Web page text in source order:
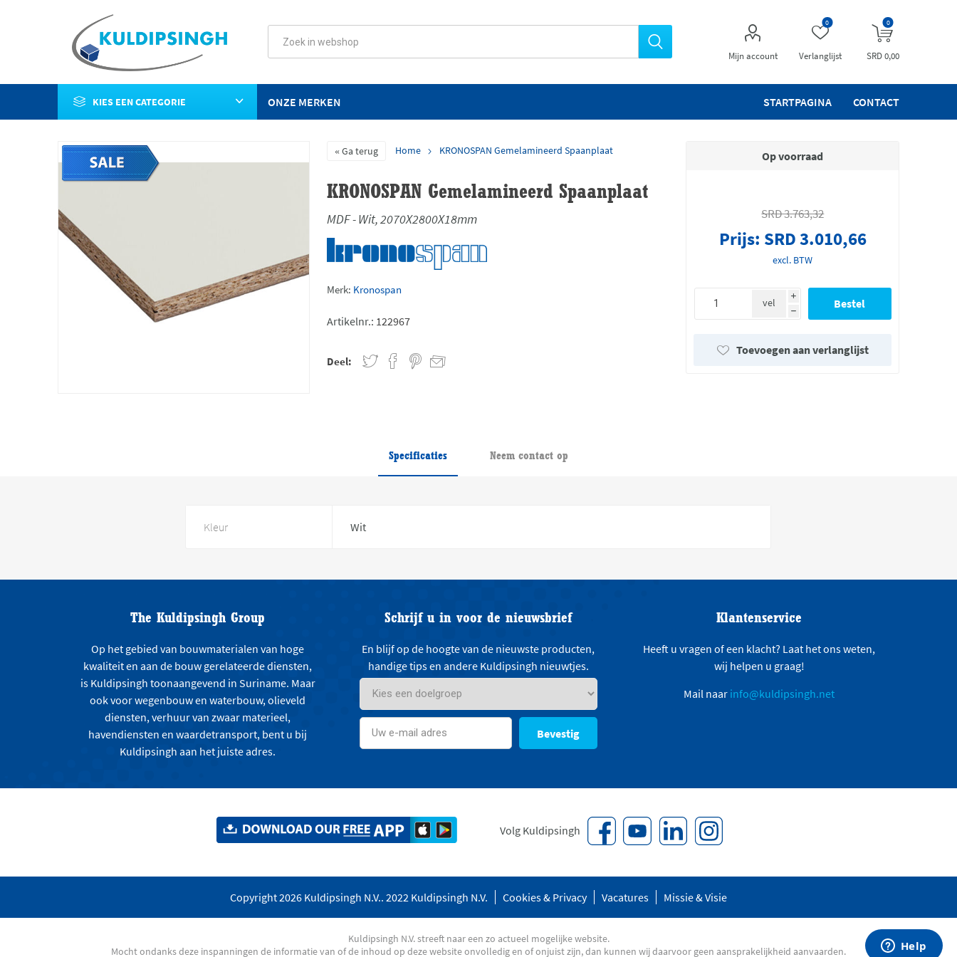
Mijn account Verlanglijst
0 0
SRD 0,00
KIES EEN CATEGORIE STARTPAGINA CONTACT
ONZE MERKEN
Ga terug Home KRONOSPAN Gemelamineerd Spaanplaat
KRONOSPAN Gemelamineerd Spaanplaat
MDF - Wit, 2070X2800X18mm
Merk: Kronospan
Artikelnr.: 122967
Deel:
Op voorraad
SRD 3.763,32
Prijs: SRD 3.010,66
excl. BTW
i
h
vel
Toevoegen aan verlanglijst
Specificaties Neem contact op
Kleur Wit
The Kuldipsingh Group
Op het gebied van bouwmaterialen van hoge
kwaliteit en aan de bouw gerelateerde diensten,
is Kuldipsingh toonaangevend in Suriname. Maar
ook voor wegenbouw en waterbouw, olieveld
diensten, verhuur van zwaar materieel,
havendiensten en waardetransport, bent u bij
Kuldipsingh aan het juiste adres.
Schrijf u in voor de nieuwsbrief
En blijf op de hoogte van de nieuwste producten,
handige tips en andere Kuldipsingh nieuwtjes.
Bevestig
Klantenservice
Heeft u vragen of een klacht? Laat het ons weten,
wij helpen u graag!
Mail naar info@kuldipsingh.net
Volg Kuldipsingh
Copyright 2026 Kuldipsingh N.V.. 2022 Kuldipsingh N.V. Cookies & Privacy Vacatures Missie & Visie
Kuldipsingh N.V. streeft naar een zo actueel mogelijke website.
Mocht ondanks deze inspanningen de informatie van of de inhoud op deze website onvolledig en of onjuist zijn, dan kunnen wij daarvoor geen aansprakelijkheid aanvaarden.